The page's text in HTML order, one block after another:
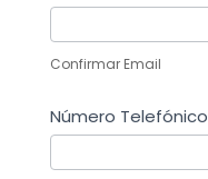
Confirmar Email
Número Telefónico